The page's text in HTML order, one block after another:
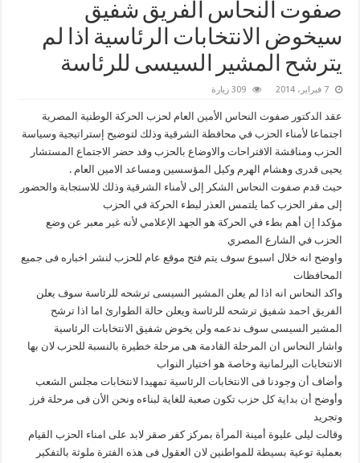
صفوت النحاس الفريق شفيق
سيخوض الانتخابات الرئاسية اذا لم
يترشح المشير السيسى للرئاسة
7 فبراير، 2014 309 زيارة
عقد الدكتور صفوت النحاس الأمين العام لحزب الحركة الوطنية المصرية
اجتماعا لأمناء الحزب في محافظة الشرقية وذلك لتوضيح إستراتيجية وسياسة
الحزب ومناقشة الاقتراحات والاوضاع بالحزب وقد حضر الاجتماع المستشار
يحيى قدرى وهشام الهرم وكيل المؤسسين ومساعد الامين العام .
حيث قدم صفوت النحاس الشكر إلى لأمناء الشرقية وذلك للاستجابة والحضور
إلى مقر الحزب كما يلتمس العذر لبطء الحركة في الحزب
مؤكدا إن أهم بطء في الحركة هو الجهد الإعلامي لأنه غير معبر عن وضع
الحزب في الشارع المصري
واوضح انه خلال اسبوع سوف يتم فتح موقع عام للحزب لنشر اخباره فى جميع
المحافظات
واكد النحاس انه اذا لم يعلن المشير السيسى ترشحه للرئاسة سوف يعلن
الفريق احمد شفيق ترشحه للرئاسة ويعلن حالة الطوارئ اما اذا ترشح
المشير السيسى سوف ندعمه ولن يخوض شفيق الانتخابات الرئاسية
واشار النحاس ان المرحلة القادمة هى مرحلة خطيرة بالنسبة للحزب لان بها
الانتخابات البرلمانية وخاصة هو اختيار النواب
وأضاف أن وجودنا فى الانتخابات الرئاسية تمهيدا لانتخابات مجلس الشعب
وأوضح أن بداية كل حزب تكون صعبة للغاية لبناءه ونحن الأن فى مرحلة فرز
وتجريد
وقالت ليلى عليوة أمينة المرأة بمركز كفر صقر لابد على امناء الحزب القيام
بعملية توعية بسيطة للمواطنين لان العقول فى هذه الفترة ملوثة بالتفكير